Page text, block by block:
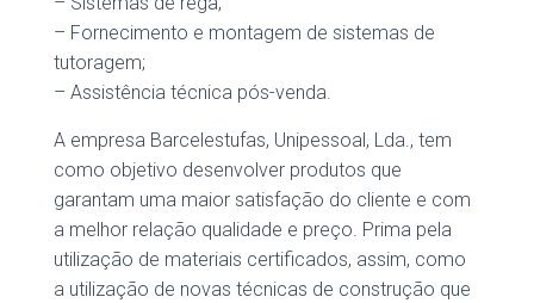
– Fornecimento e montagem de sistemas de
tutoragem;
– Assistência técnica pós-venda.
A empresa Barcelestufas, Unipessoal, Lda., tem
como objetivo desenvolver produtos que
garantam uma maior satisfação do cliente e com
a melhor relação qualidade e preço. Prima pela
utilização de materiais certificados, assim, como
a utilização de novas técnicas de construção que